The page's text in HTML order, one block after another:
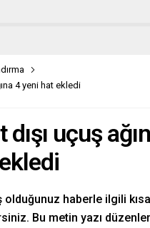
4 yeni hat ekledi
uçuş
olduğunuz haberle ilgili
Bu metin yazı